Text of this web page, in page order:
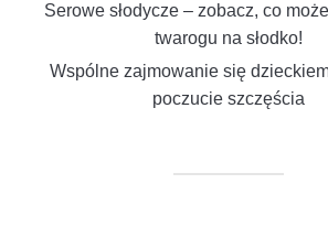
Serowe słodycze – zobacz, co
twarogu na słodko!
Wspólne zajmowanie się
poczucie szczęścia